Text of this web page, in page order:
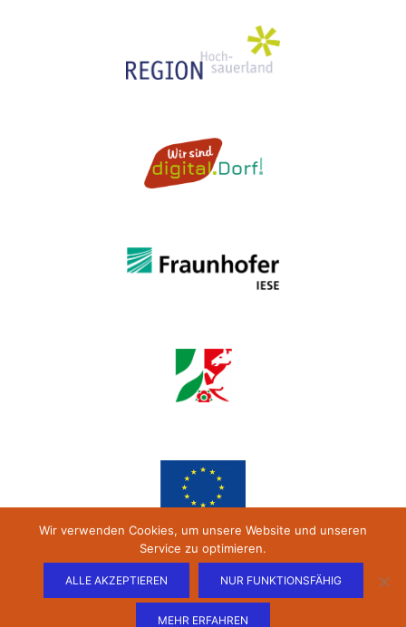
Wir verwenden Cookies, um unsere Website und unseren
Service zu optimieren.
ALLE AKZEPTIEREN NUR FUNKTIONSFÄHIG
MEHR ERFAHREN